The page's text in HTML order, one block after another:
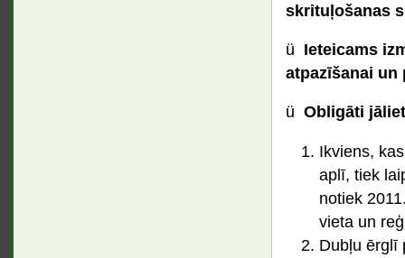
skrituļošanas
ü Ieteicams
atpazīšanai un
ü Obligāti
Ikviens,
aplī, tiek
notiek
vieta un
Dubļu ērglī